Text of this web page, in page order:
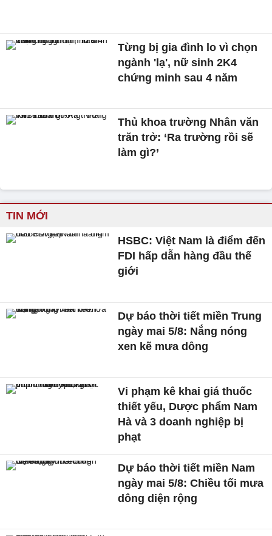
Từng bị gia đình lo vì chọn
ngành 'lạ', nữ sinh 2K4
chứng minh sau 4 năm
Thủ khoa trường Nhân văn
trăn trở: ‘Ra trường rồi sẽ
làm gì?’
TIN MỚI
HSBC: Việt Nam là điểm đến
FDI hấp dẫn hàng đầu thế
giới
Dự báo thời tiết miền Trung
ngày mai 5/8: Nắng nóng
xen kẽ mưa dông
Vi phạm kê khai giá thuốc
thiết yếu, Dược phẩm Nam
Hà và 3 doanh nghiệp bị
phạt
Dự báo thời tiết miền Nam
ngày mai 5/8: Chiều tối mưa
dông diện rộng